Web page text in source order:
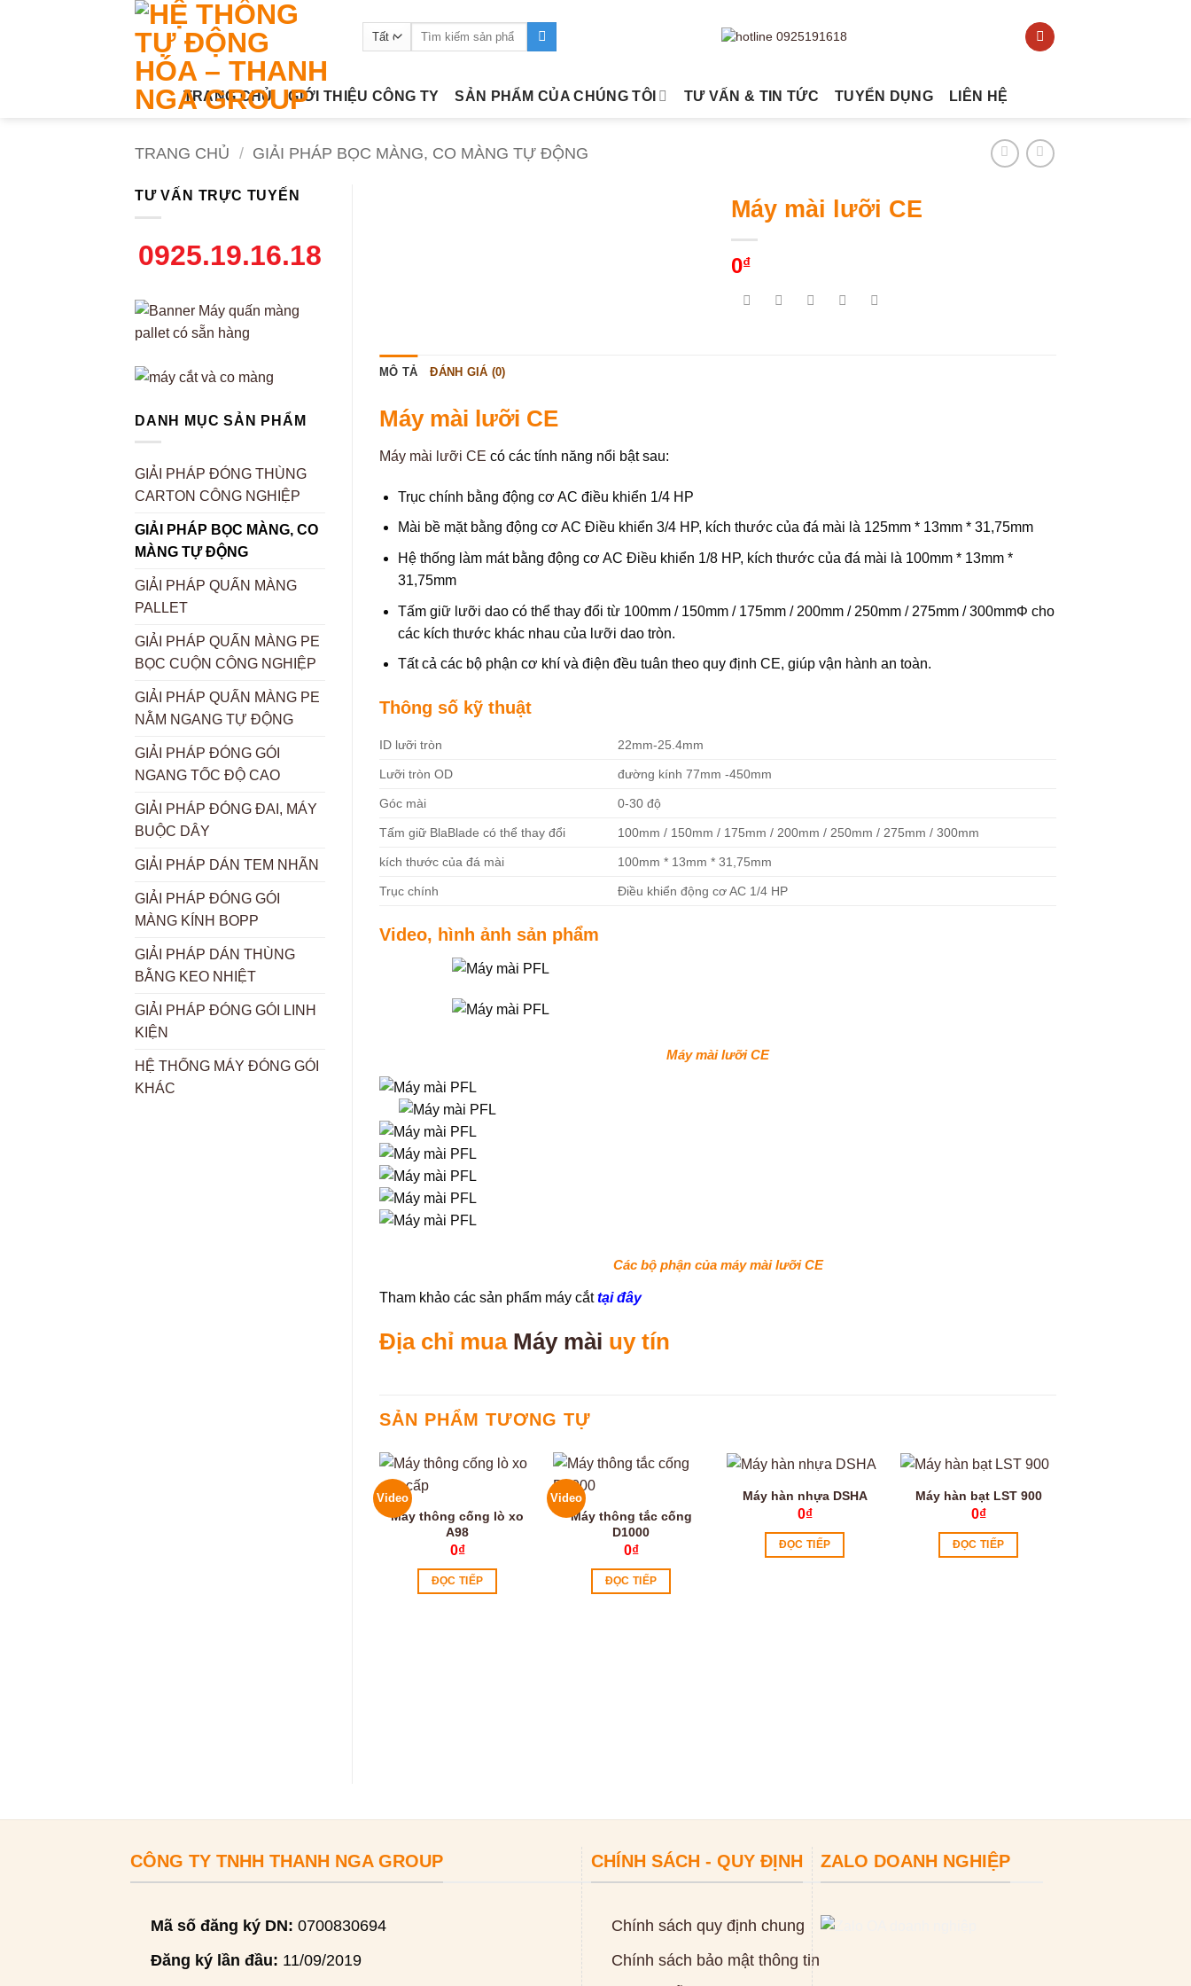
Tìm
TRANG CHỦ GIỚI THIỆU CÔNG TY SẢN PHẨM CỦA CHÚNG TÔI TƯ VẤN & TIN TỨC TUYỂN DỤNG LIÊN HỆ
TRANG CHỦ / GIẢI PHÁP BỌC MÀNG, CO MÀNG TỰ ĐỘNG
TƯ VẤN TRỰC TUYẾN
0925.19.16.18
DANH MỤC SẢN PHẨM
GIẢI PHÁP ĐÓNG THÙNG
CARTON CÔNG NGHIỆP
GIẢI PHÁP BỌC MÀNG, CO
MÀNG TỰ ĐỘNG
GIẢI PHÁP QUẤN MÀNG
PALLET
GIẢI PHÁP QUẤN MÀNG PE
BỌC CUỘN CÔNG NGHIỆP
GIẢI PHÁP QUẤN MÀNG PE
NẰM NGANG TỰ ĐỘNG
GIẢI PHÁP ĐÓNG GÓI
NGANG TỐC ĐỘ CAO
GIẢI PHÁP ĐÓNG ĐAI, MÁY
BUỘC DÂY
GIẢI PHÁP DÁN TEM NHÃN
GIẢI PHÁP ĐÓNG GÓI
MÀNG KÍNH BOPP
GIẢI PHÁP DÁN THÙNG
BẰNG KEO NHIỆT
GIẢI PHÁP ĐÓNG GÓI LINH
KIỆN
HỆ THỐNG MÁY ĐÓNG GÓI
KHÁC
Máy mài lưỡi CE
0₫
MÔ TẢ ĐÁNH GIÁ (0)
Máy mài lưỡi CE
Máy mài lưỡi CE có các tính năng nổi bật sau:
Trục chính bằng động cơ AC điều khiển 1/4 HP
Mài bề mặt bằng động cơ AC Điều khiển 3/4 HP, kích thước của đá mài là 125mm * 13mm * 31,75mm
Hệ thống làm mát bằng động cơ AC Điều khiển 1/8 HP, kích thước của đá mài là 100mm * 13mm *
31,75mm
Tấm giữ lưỡi dao có thể thay đổi từ 100mm / 150mm / 175mm / 200mm / 250mm / 275mm / 300mmΦ cho
các kích thước khác nhau của lưỡi dao tròn.
Tất cả các bộ phận cơ khí và điện đều tuân theo quy định CE, giúp vận hành an toàn.
Thông số kỹ thuật
ID lưỡi tròn 22mm-25.4mm
Lưỡi tròn OD đường kính 77mm -450mm
Góc mài 0-30 độ
Tấm giữ BlaBlade có thể thay đổi 100mm / 150mm / 175mm / 200mm / 250mm / 275mm / 300mm
kích thước của đá mài 100mm * 13mm * 31,75mm
Trục chính Điều khiển động cơ AC 1/4 HP
Video, hình ảnh sản phẩm
Máy mài lưỡi CE
Các bộ phận của máy mài lưỡi CE
Tham khảo các sản phẩm máy cắttại đây
Địa chỉ mua Máy mài uy tín
SẢN PHẨM TƯƠNG TỰ
Video
Máy thông cống lò xo
A98
0₫
ĐỌC TIẾP
Video
Máy thông tắc cống
D1000
0₫
ĐỌC TIẾP
Máy hàn nhựa DSHA
0₫
ĐỌC TIẾP
Máy hàn bạt LST 900
0₫
ĐỌC TIẾP
CÔNG TY TNHH THANH NGA GROUP
Mã số đăng ký DN: 0700830694
Đăng ký lần đầu: 11/09/2019
CHÍNH SÁCH - QUY ĐỊNH
Chính sách quy định chung
Chính sách bảo mật thông tin
ZALO DOANH NGHIỆP